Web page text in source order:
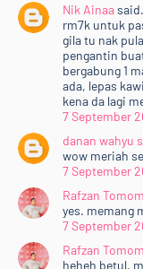
Nik Ainaa
rm7k untuk
gila tu nak
pengantin
bergabung 1
ada, lepas
kena da lagi
7 September
danan wahyu
wow meriah
7 September
Rafzan
yes. memang
7 September
Rafzan
heheh betul.